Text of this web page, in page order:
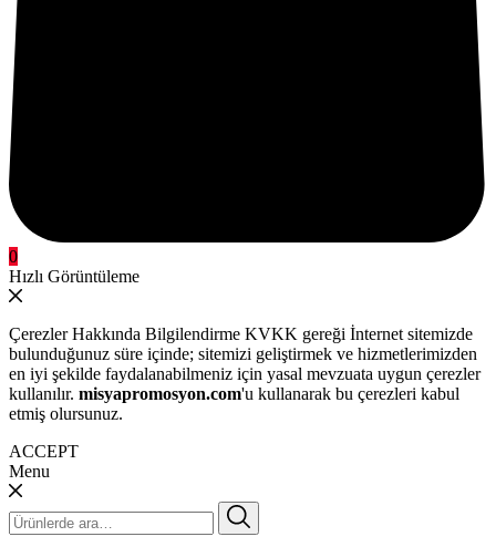
0
Hızlı Görüntüleme
Çerezler Hakkında Bilgilendirme KVKK gereği İnternet sitemizde
bulunduğunuz süre içinde; sitemizi geliştirmek ve hizmetlerimizden
en iyi şekilde faydalanabilmeniz için yasal mevzuata uygun çerezler
kullanılır. misyapromosyon.com'u kullanarak bu çerezleri kabul
etmiş olursunuz.
ACCEPT
Menu
Ara: